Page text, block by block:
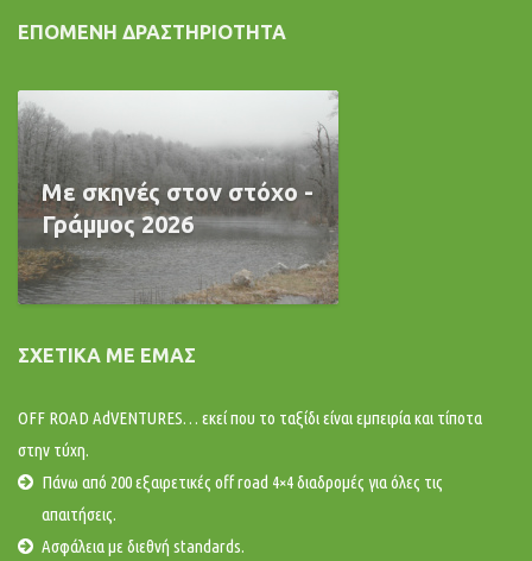
ΕΠΌΜΕΝΗ ΔΡΑΣΤΗΡΙΌΤΗΤΑ
Με σκηνές στον στόχο -
Γράμμος 2026
ΣΧΕΤΙΚΆ ΜΕ ΕΜΆΣ
OFF ROAD AdVENTURES… εκεί που το ταξίδι είναι εμπειρία και τίποτα
στην τύχη.
Πάνω από 200 εξαιρετικές off road 4×4 διαδρομές για όλες τις
απαιτήσεις.
Ασφάλεια με διεθνή standards.